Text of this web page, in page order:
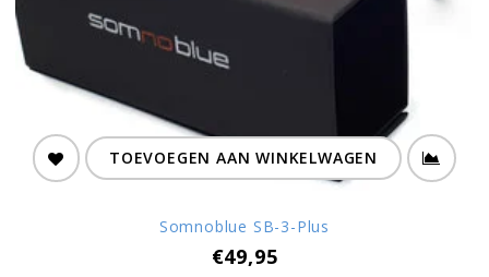
TOEVOEGEN AAN WINKELWAGEN
Somnoblue SB-3-Plus
€49,95